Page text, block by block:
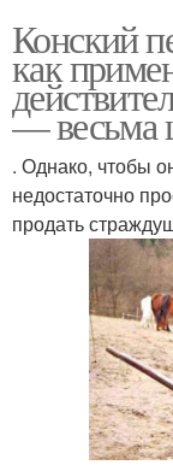
Конский
как
— весьма
. Однако, чтобы
недостаточно
продать